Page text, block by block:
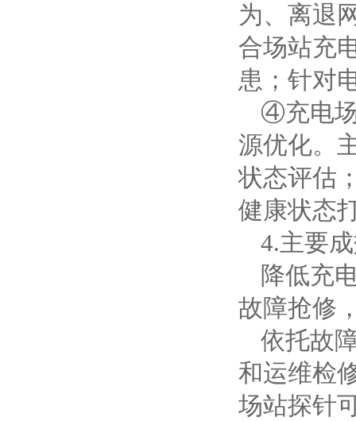
为、离退
合场站充
患；针对
④充电
源优化。
状态评估
健康状态
4.主要
降低充
故障抢修
依托故
和运维检
场站探针